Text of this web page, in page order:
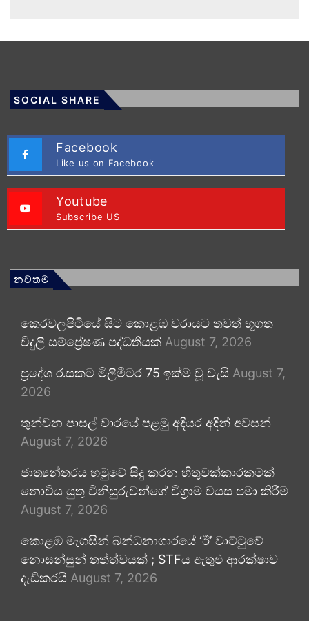
SOCIAL SHARE
Facebook
Like us on Facebook
Youtube
Subscribe US
නවතම
කෙරවලපිටියේ සිට කොළඹ වරායට තවත් භූගත
විදුලි සම්ප්‍රේෂණ පද්ධතියක් August 7, 2026
ප්‍රදේශ රැසකට මිලිමීටර 75 ඉක්ම වූ වැසි August 7,
2026
තුන්වන පාසල් වාරයේ පළමු අදියර අදින් අවසන්
August 7, 2026
ජාත්‍යන්තරය හමුවේ සිදු කරන හිතුවක්කාරකමක්
නොවිය යුතු විනිසුරුවන්ගේ විශ්‍රාම වයස පමා කිරීම
August 7, 2026
කොළඹ මැගසින් බන්ධනාගාරයේ ‘ඊ’ වාට්ටුවේ
නොසන්සුන් තත්ත්වයක් ; STFය ඇතුළු ආරක්ෂාව
දැඩිකරයි August 7, 2026